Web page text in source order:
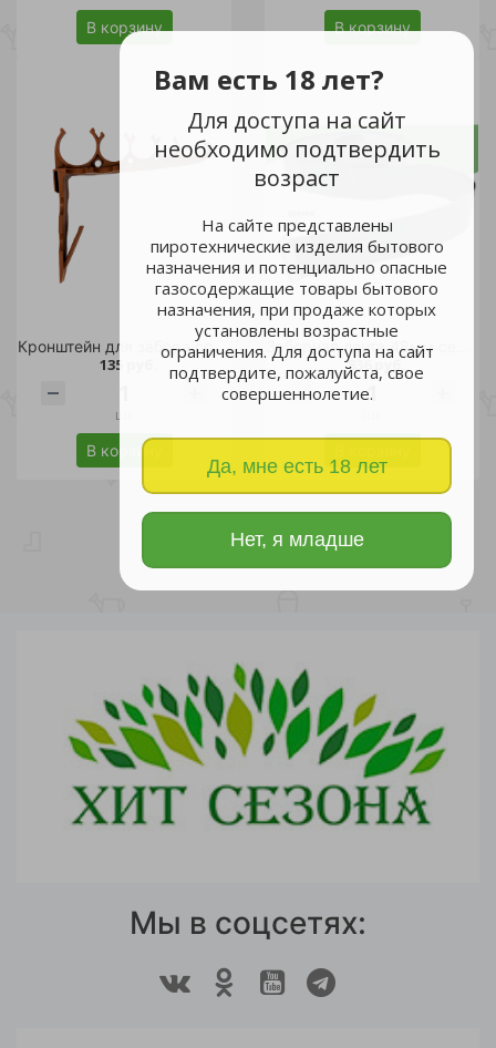
Вам есть 18 лет?
Для доступа на сайт
необходимо подтвердить
возраст
На сайте представлены
пиротехнические изделия бытового
назначения и потенциально опасные
газосодержащие товары бытового
назначения, при продаже которых
установлены возрастные
ограничения. Для доступа на сайт
подтвердите, пожалуйста, свое
совершеннолетие.
Да, мне есть 18 лет
Нет, я младше
В корзину
В корзину
Кронштейн для забора собранный (3 шт комплект)
135 руб.
шт
В корзину
836 руб.
Мы в соцсетях: